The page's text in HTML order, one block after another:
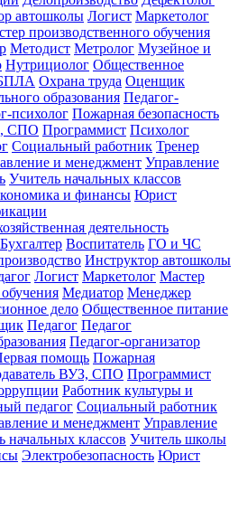
автошколы Логист Маркетолог
производственного обучения
Методист Метролог Музейное и
Нутрициолог Общественное
Охрана труда Оценщик
образования Педагог-
психолог Пожарная безопасность
СПО Программист Психолог
Социальный работник Тренер
и менеджмент Управление
Учитель начальных классов
и финансы Юрист
деятельность
Бухгалтер Воспитатель ГО и ЧС
Инструктор автошколы
Логист Маркетолог Мастер
Медиатор Менеджер
дело Общественное питание
Педагог Педагог
Педагог-организатор
помощь Пожарная
ВУЗ, СПО Программист
Работник культуры и
педагог Социальный работник
и менеджмент Управление
начальных классов Учитель школы
Электробезопасность Юрист